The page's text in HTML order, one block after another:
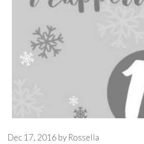
Dec 17, 2016 by Rossella